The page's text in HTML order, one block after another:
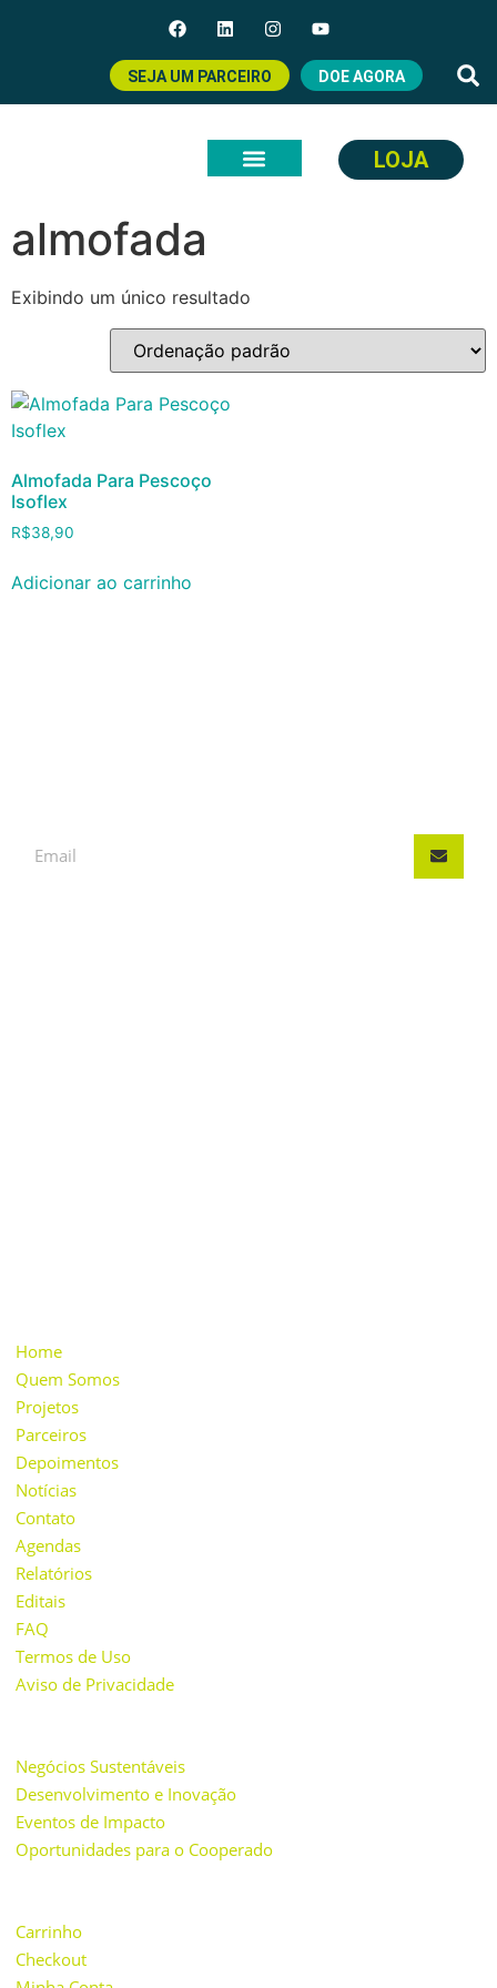
SEJA UM PARCEIRO DOE AGORA
LOJA
/ Produtos marcados com a tag “almofada”
almofada
Exibindo um único resultado
Almofada Para Pescoço
Isoflex
R$38,90
Adicionar ao carrinho
Home
Quem Somos
Projetos
Parceiros
Depoimentos
Notícias
Contato
Agendas
Relatórios
Editais
FAQ
Termos de Uso
Aviso de Privacidade
Negócios Sustentáveis
Desenvolvimento e Inovação
Eventos de Impacto
Oportunidades para o Cooperado
Carrinho
Checkout